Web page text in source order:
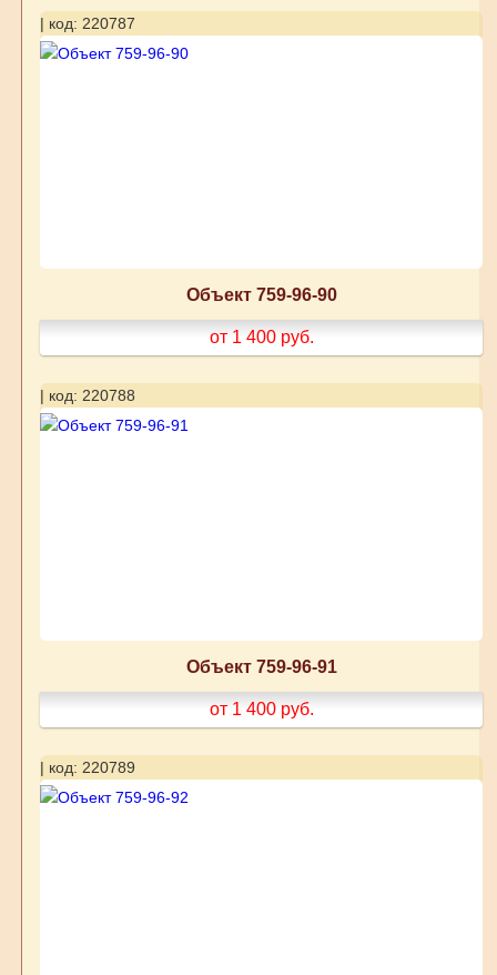
| код: 220787
Объект 759-96-90
от 1 400 руб.
| код: 220788
Объект 759-96-91
от 1 400 руб.
| код: 220789